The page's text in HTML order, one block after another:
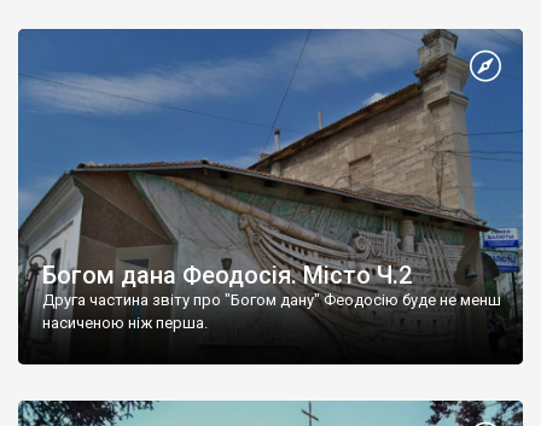
Богом дана Феодосія. Місто Ч.2
Друга частина звіту про "Богом дану" Феодосію буде не менш
насиченою ніж перша.